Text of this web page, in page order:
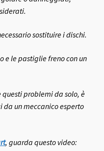
sostituire i dischi.
e le pastiglie freno con un
questi problemi da solo, è
un meccanico esperto
, guarda questo video: